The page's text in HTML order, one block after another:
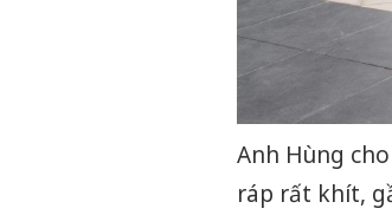
Anh Hùng
ráp rất khít,